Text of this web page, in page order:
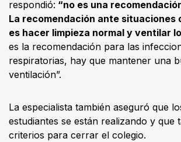
respondió: “no es una
La recomendación ante situaciones
es hacer limpieza normal y ventilar
es la recomendación para las
respiratorias, hay que mantener una
ventilación”.
La especialista también aseguró que
estudiantes se están realizando y que
criterios para cerrar el colegio.